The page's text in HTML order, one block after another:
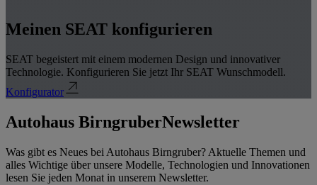
Meinen SEAT konfigurieren
SEAT begeistert mit einem modernen Design und innovativer
Technologie. Konfigurieren Sie jetzt Ihr SEAT Wunschmodell.
Konfigurator
Autohaus BirngruberNewsletter
Was gibt es Neues bei Autohaus Birngruber? Aktuelle Themen und
alles Wichtige über unsere Modelle, Technologien und Innovationen
lesen Sie jeden Monat in unserem Newsletter.